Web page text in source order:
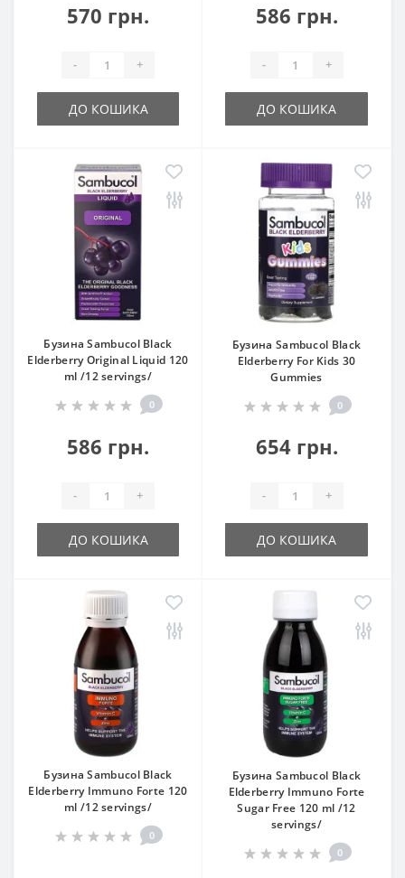
570 грн.
- +
ДО КОШИКА
586 грн.
- +
ДО КОШИКА
Бузина Sambucol Black
Elderberry Original Liquid 120
ml /12 servings/
0
586 грн.
- +
ДО КОШИКА
Бузина Sambucol Black
Elderberry For Kids 30
Gummies
0
654 грн.
- +
ДО КОШИКА
Бузина Sambucol Black
Elderberry Immuno Forte 120
ml /12 servings/
0
Бузина Sambucol Black
Elderberry Immuno Forte
Sugar Free 120 ml /12
servings/
0